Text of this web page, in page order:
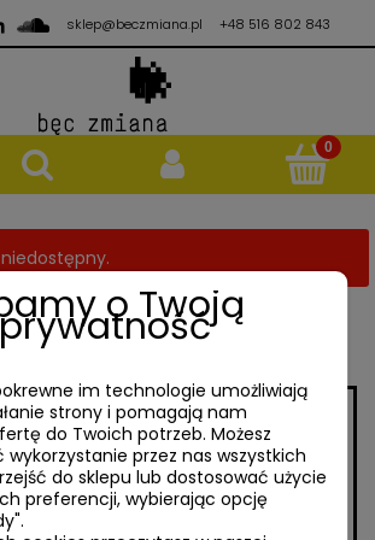
sklep@beczmiana.pl +48 516 802 843
65/7
// sklep@beczmiana.pl
o Twoją
prywatność
im technologie umożliwiają
strony i pomagają nam
do Twoich potrzeb. Możesz
przez nas wszystkich
do sklepu lub dostosować użycie
preferencji, wybierając opcję